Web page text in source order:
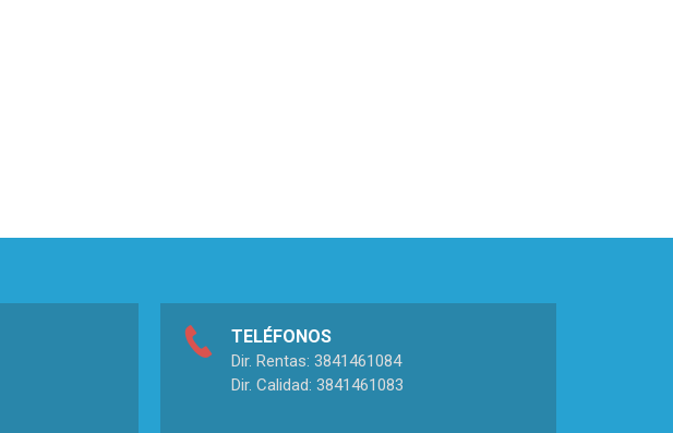
TELÉFONOS
Dir. Rentas: 3841461084
Dir. Calidad: 3841461083